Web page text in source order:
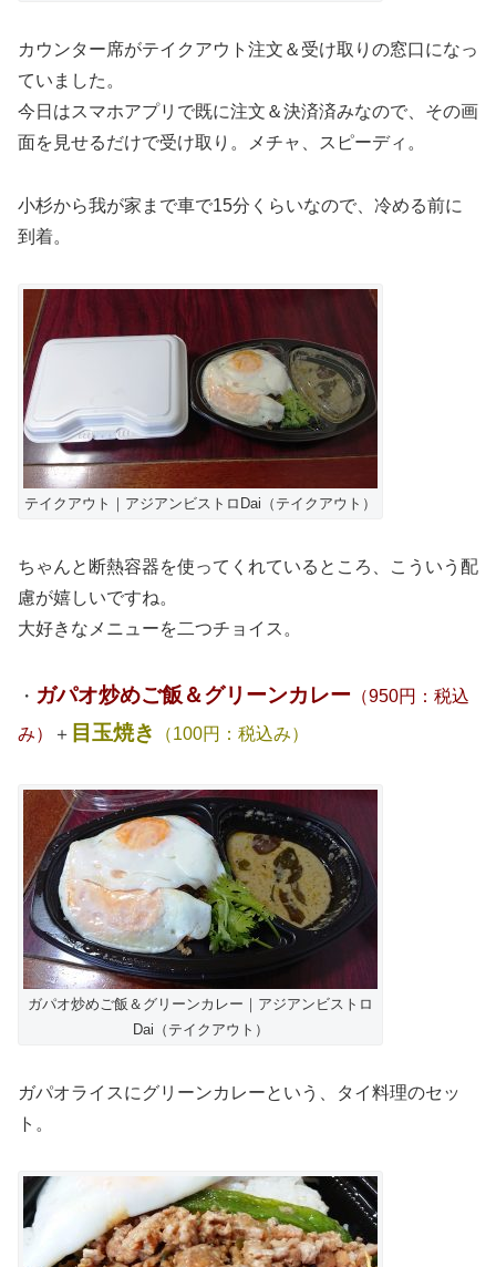
カウンター席がテイクアウト注文＆受け取りの窓口になっ
ていました。
今日はスマホアプリで既に注文＆決済済みなので、その画
面を見せるだけで受け取り。メチャ、スピーディ。
小杉から我が家まで車で15分くらいなので、冷める前に
到着。
テイクアウト｜アジアンビストロDai（テイクアウト）
ちゃんと断熱容器を使ってくれているところ、こういう配
慮が嬉しいですね。
大好きなメニューを二つチョイス。
・ ガパオ炒めご飯＆グリーンカレー （950円：税込
み）
＋ 目玉焼き （100円：税込み）
ガパオ炒めご飯＆グリーンカレー｜アジアンビストロ
Dai（テイクアウト）
ガパオライスにグリーンカレーという、タイ料理のセッ
ト。